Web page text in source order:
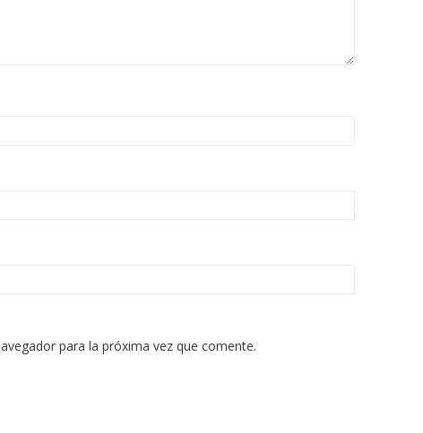
para la próxima vez que comente.